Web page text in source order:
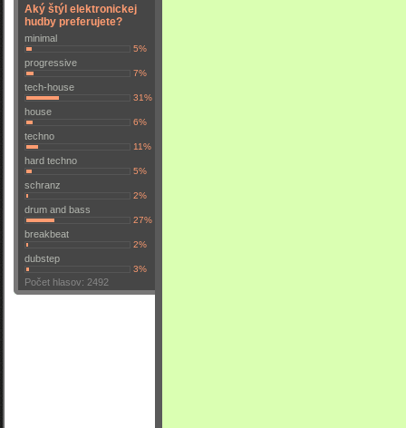
Aký štýl elektronickej
hudby preferujete?
minimal
5%
progressive
7%
tech-house
31%
house
6%
techno
11%
hard techno
5%
schranz
2%
drum and bass
27%
breakbeat
2%
dubstep
3%
Počet hlasov: 2492